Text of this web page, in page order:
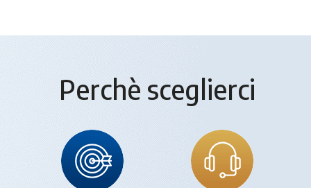
Perchè sceglierci